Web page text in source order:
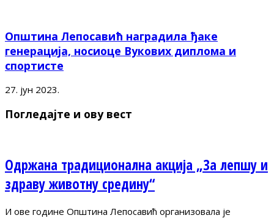
Општина Лепосавић наградила ђаке
генерација, носиоце Вукових диплома и
спортисте
27. јун 2023.
Погледајте и ову вест
Одржана традиционална акција „За лепшу и
здраву животну средину“
И ове године Општина Лепосавић организовала је